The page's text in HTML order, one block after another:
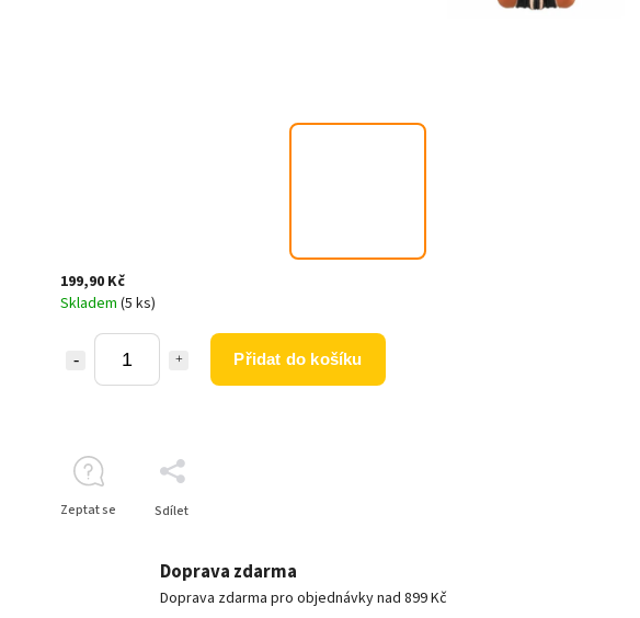
199,90 Kč
Skladem (5 ks)
Přidat do košíku
Zeptat se Sdílet
Doprava zdarma
Doprava zdarma pro objednávky nad 899 Kč